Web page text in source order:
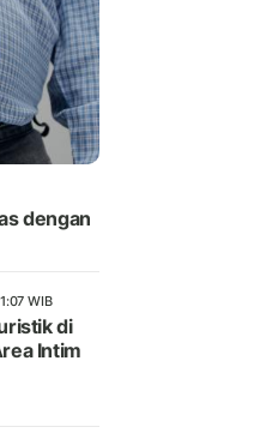
dengan
WIB
di
Intim